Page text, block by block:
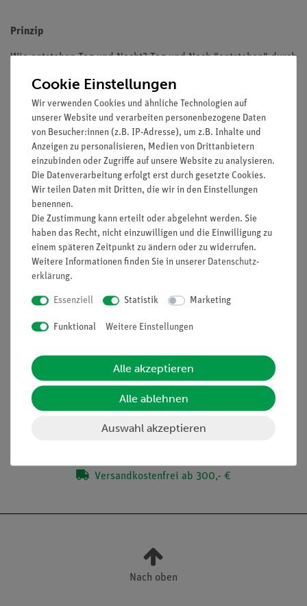
Prinzip
Wie entstehen Tag und Nacht? Tag und Nach "entstehen" durch
sonnen-zugewandten Seite Tag, auf der sonnen-abgewandten
Seite Nacht ist. Mit Hilfe dieses einfachen Sonne, Erde, Mond-
Modell wird die Entstehung von Tag und Nacht modellhaft
Die Schülerinnen und Schüler können anhand des Modells
selbst ausprobieren, wie Tag und Nacht entstehen, in dem sie
das Erdmodell um seine Achse drehen, während es von der
die Sonne repräsentierende Taschenlampe angeleuchtet wird.
An einem Ort ist es immer dann Tag, wenn dieser Ort von der
Sonne beleuchtet wird. Da die Erde rund ist, befinden sich
immer Orte im Schatten, an denen Nacht ist. Da sich die Erde
dreht, wechseln sich an jedem Ort Tag und Nacht immer ab.
Diese Drehung ist auch für die Zeitzonen verantwortlich.
Lieferumfang
Versandkostenfrei ab 300,- €
Nach oben
Cookie Einstellungen
Wir verwenden Cookies und ähnliche Technologien auf
unserer Website und verarbeiten personenbezogene Daten
von Besucher:innen (z.B. IP-Adresse), um z.B. Inhalte und
Anzeigen zu personalisieren, Medien von Drittanbietern
einzubinden oder Zugriffe auf unsere Website zu analysieren.
Die Datenverarbeitung erfolgt erst durch gesetzte Cookies.
Wir teilen Daten mit Dritten, die wir in den Einstellungen
benennen.
Die Zustimmung kann erteilt oder abgelehnt werden. Sie
haben das Recht, nicht einzuwilligen und die Einwilligung zu
einem späteren Zeitpunkt zu ändern oder zu widerrufen.
Weitere Informationen finden Sie in unserer Daten­schutz­
erklärung.
Essenziell Statistik Marketing
Funktional Weitere Einstellungen
Alle akzeptieren
Alle ablehnen
Auswahl akzeptieren